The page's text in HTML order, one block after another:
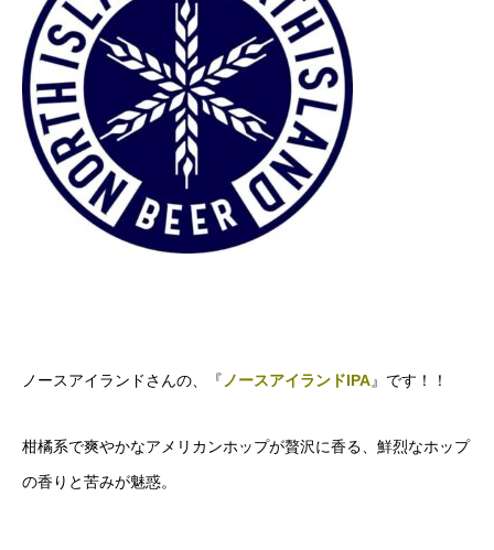
ノースアイランドさんの、『 ノースアイランドIPA』です！！
柑橘系で爽やかなアメリカンホップが贅沢に香る、鮮烈なホップ
の香りと苦みが魅惑。